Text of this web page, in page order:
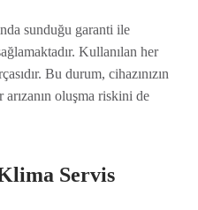
sunduğu garanti ile
Kullanılan her
Bu durum, cihazınızın
oluşma riskini de
Servis